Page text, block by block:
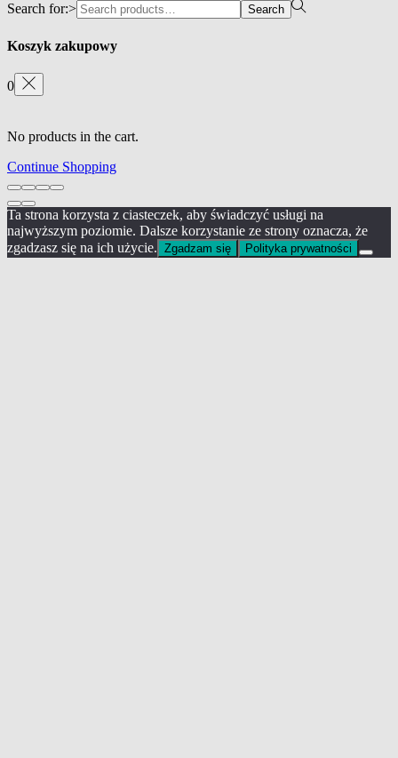
Search for:>
Search
Koszyk zakupowy
0
No products in the cart.
Continue Shopping
Ta strona korzysta z ciasteczek, aby świadczyć usługi na
najwyższym poziomie. Dalsze korzystanie ze strony oznacza, że
zgadzasz się na ich użycie. Zgadzam się Polityka prywatności